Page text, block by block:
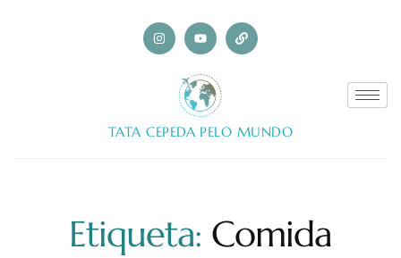
TATA CEPEDA PELO MUNDO
Etiqueta: Comida